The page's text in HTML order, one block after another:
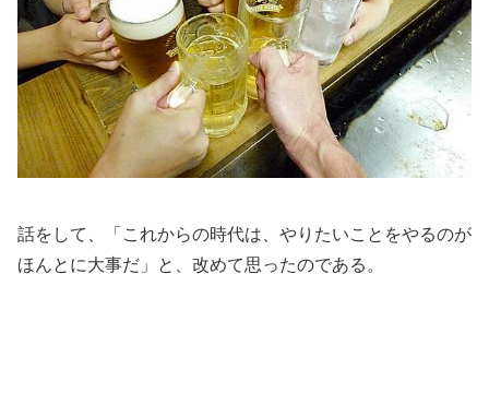
話をして、「これからの時代は、やりたいことをやるのが
ほんとに大事だ」と、改めて思ったのである。